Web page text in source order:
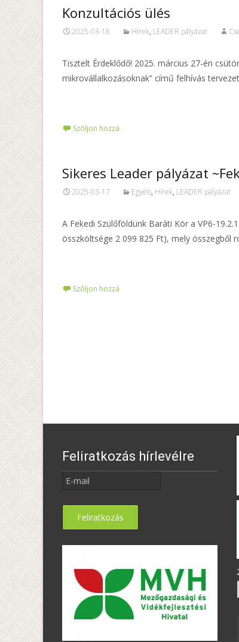
Konzultációs ülés
2025-03-18 Hírek, LEADER pályázat
Tisztelt Érdeklődő! 2025. március 27-én
mikrovállalkozásoknak” című felhívás
Szóljon hozzá
Sikeres Leader pályázat
2025-03-17 Egyéb, Hírek, LEADER pályázat
A Fekedi Szülőföldünk Baráti Kör a VP6-
összköltsége 2 099 825 Ft), mely
Szóljon hozzá
Feliratkozás hírlevélre